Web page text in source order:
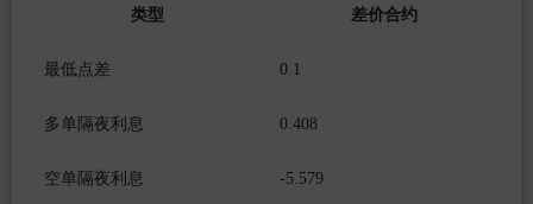
类型 差价合约
最低点差 0.1
多单隔夜利息 0.408
空单隔夜利息 -5.579